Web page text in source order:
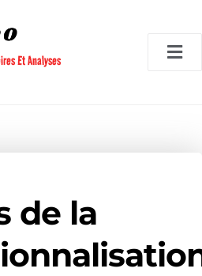
Et Analyses
de la